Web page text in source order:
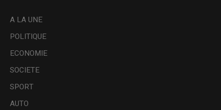
A LA UNE
POLITIQUE
ECONOMIE
SOCIETE
SPORT
AUTO